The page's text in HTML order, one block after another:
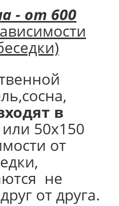
- от 600
в
или 50х150
от
не
от друга.